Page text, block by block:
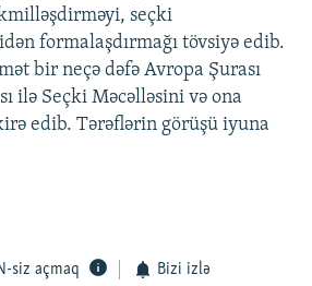
seçki
formalaşdırmağı tövsiyə edib.
bir neçə dəfə Avropa Şurası
ilə Seçki Məcəlləsini və ona
edib. Tərəflərin görüşü iyuna
siz açmaq Bizi izlə